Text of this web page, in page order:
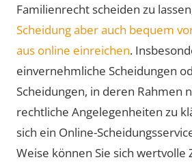
Familienrecht scheiden zu
Scheidung aber auch bequem
aus online einreichen.
einvernehmliche Scheidungen
Scheidungen, in deren Rahmen
rechtliche Angelegenheiten zu
sich ein Online-
Weise können Sie sich wertvolle